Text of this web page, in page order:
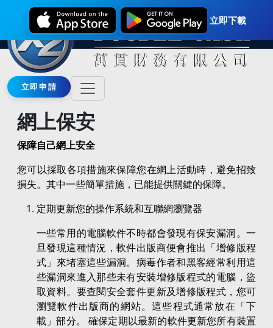
立即下載
立即申請
網上保安
保障自己網上安全
您可以採取各項措施來保障您在網上活動時，避免招致
損失。其中一些簡單措施，已能提供關鍵的保障。
定期更新您的操作系統和互聯網瀏覽器
一些常用的電腦軟件不時都會發現有保安漏洞。一
旦發現這種情況，軟件出版商便會推出「增修版程
式」來堵塞這些漏洞。病毒作者和黑客經常利用這
些漏洞來進入那些未有安裝增修版程式的電腦，盜
取資料。要查閱安全套件更新及增修版程式，您可
瀏覽軟件出版商的網站。這些程式通常放在「下
載」部分。 確保定期以最新的軟件更新您所有裝置